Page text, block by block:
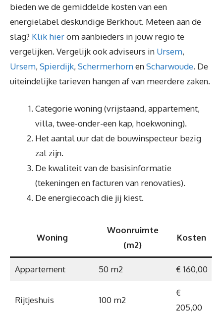
bieden we de gemiddelde kosten van een
energielabel deskundige Berkhout. Meteen aan de
slag? Klik hierom aanbieders in jouw regio te
vergelijken. Vergelijk ook adviseurs in Ursem,
Ursem, Spierdijk, SchermerhornenScharwoude. De
uiteindelijke tarieven hangen af van meerdere zaken.
Categorie woning (vrijstaand, appartement,
villa, twee-onder-een kap, hoekwoning).
Het aantal uur dat de bouwinspecteur bezig
zal zijn.
De kwaliteit van de basisinformatie
(tekeningen en facturen van renovaties).
De energiecoach die jij kiest.
Woning
Woonruimte
(m2)
Kosten
Appartement 50 m2 € 160,00
Rijtjeshuis 100 m2
€
205,00